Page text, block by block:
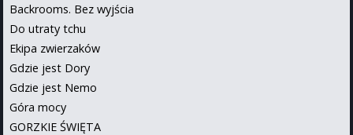
Backrooms. Bez wyjścia
Do utraty tchu
Ekipa zwierzaków
Gdzie jest Dory
Gdzie jest Nemo
Góra mocy
GORZKIE ŚWIĘTA